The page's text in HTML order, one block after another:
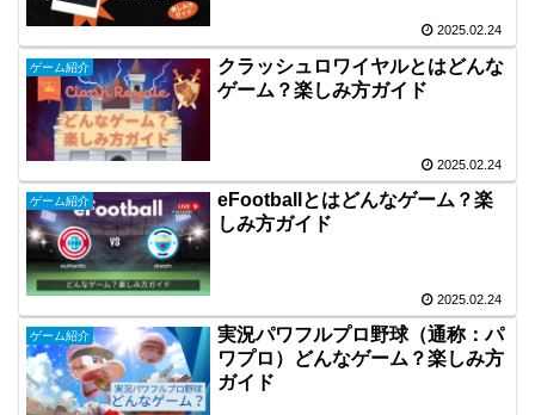
2025.02.24
ゲーム紹介
クラッシュロワイヤルとはどんな
ゲーム？楽しみ方ガイド
2025.02.24
ゲーム紹介
eFootballとはどんなゲーム？楽
しみ方ガイド
2025.02.24
ゲーム紹介
実況パワフルプロ野球（通称：パ
ワプロ）どんなゲーム？楽しみ方
ガイド